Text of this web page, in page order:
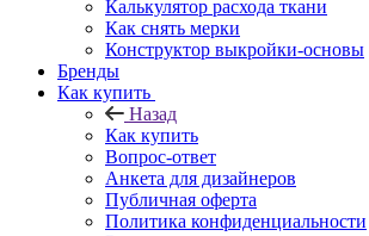
Калькулятор расхода ткани
Как снять мерки
Конструктор выкройки-основы
Бренды
Как купить
Назад
Как купить
Вопрос-ответ
Анкета для дизайнеров
Публичная оферта
Политика конфиденциальности